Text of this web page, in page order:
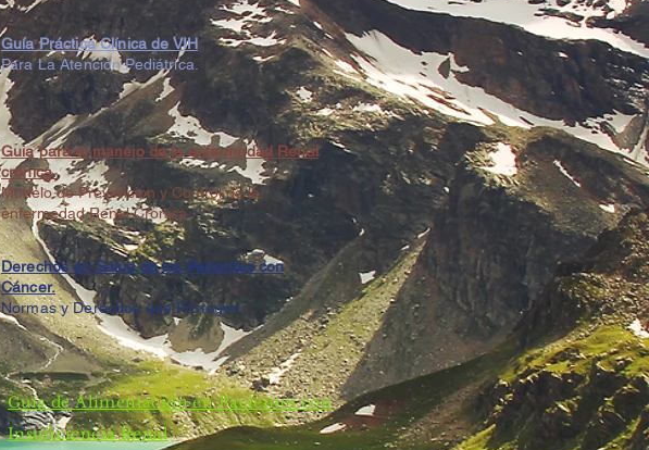
Guía Práctica Clínica de VIH
Para La Atención Pediátrica.
Guia para el manejo de la enfermedad Renal
cronica.
Modelo de Prevencion y Control de la
enfermedad Renal Cronica
Derechos en Salud de los Pacientes con
Cáncer.
Normas y Derechos que Protegen.
GuíadeAlimentaciónen Pacientes con
Insuficiencia Renal